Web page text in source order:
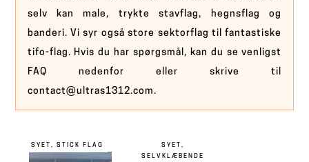
selv kan male, trykte stavflag, hegnsflag og
banderi. Vi syr også store sektorflag til fantastiske
tifo-flag. Hvis du har spørgsmål, kan du se venligst
FAQ nedenfor eller skrive til
contact@ultras1312.com.
SYET, STICK FLAG
SYET,
SELVKLÆBENDE